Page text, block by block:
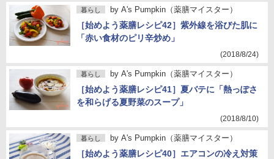
暮らし by A's Pumpkin（薬膳マイスター）
［始めよう薬膳レシピ42］紫外線を浴びた肌に
「赤い食材のピリ辛炒め」
(2018/8/24)
暮らし by A's Pumpkin（薬膳マイスター）
［始めよう薬膳レシピ41］夏バテに「熱っぽさ
を和らげる夏野菜のスープ」
(2018/8/10)
暮らし by A's Pumpkin（薬膳マイスター）
［始めよう薬膳レシピ40］エアコンの冷え対策